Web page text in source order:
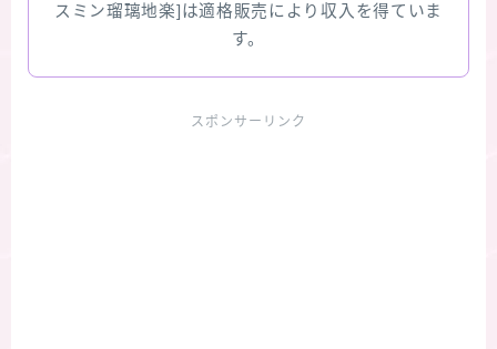
スミン瑠璃地楽]は適格販売により収入を得ていま
す。
スポンサーリンク